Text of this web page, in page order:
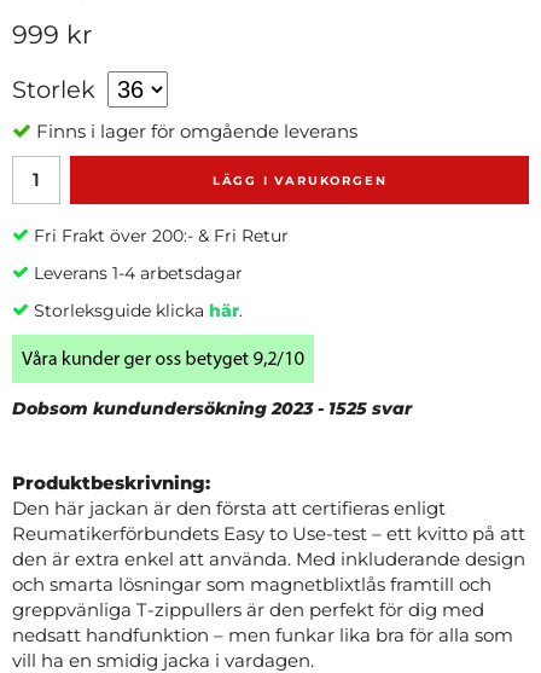
999 kr
Storlek
Finns i lager för omgående leverans
LÄGG I VARUKORGEN
Fri Frakt över 200:- & Fri Retur
Leverans 1-4 arbetsdagar
Storleksguide klicka här.
Dobsom kundundersökning 2023 - 1525 svar
Produktbeskrivning:
Den här jackan är den första att certifieras enligt
Reumatikerförbundets Easy to Use-test – ett kvitto på att
den är extra enkel att använda. Med inkluderande design
och smarta lösningar som magnetblixtlås framtill och
greppvänliga T-zippullers är den perfekt för dig med
nedsatt handfunktion – men funkar lika bra för alla som
vill ha en smidig jacka i vardagen.